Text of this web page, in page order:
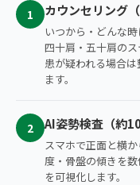
1 カウンセリング（
いつから・どんな
四十肩・五十肩の
患が疑われる場合
ます。
2 AI姿勢検査（約10
スマホで正面と横
度・骨盤の傾きを
を可視化します。